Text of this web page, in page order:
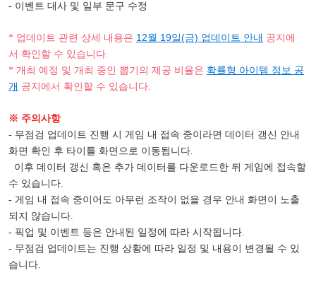
- 이벤트 대사 및 일부 문구 수정
* 업데이트 관련 상세 내용은 12월 19일(금) 업데이트 안내 공지에
서 확인할 수 있습니다.
* 개최 예정 및 개최 중인 뽑기의 제공 비율은 확률형 아이템 정보 공
개 공지에서 확인할 수 있습니다.
※ 주의사항
- 무점검 업데이트 진행 시 게임 내 접속 중이라면 데이터 갱신 안내
화면 확인 후 타이틀 화면으로 이동됩니다.
이후 데이터 갱신 혹은 추가 데이터를 다운로드한 뒤 게임에 접속할
수 있습니다.
- 게임 내 접속 중이어도 아무런 조작이 없을 경우 안내 화면이 노출
되지 않습니다.
- 픽업 및 이벤트 등은 안내된 일정에 따라 시작됩니다.
- 무점검 업데이트는 진행 상황에 따라 일정 및 내용이 변경될 수 있
습니다.​